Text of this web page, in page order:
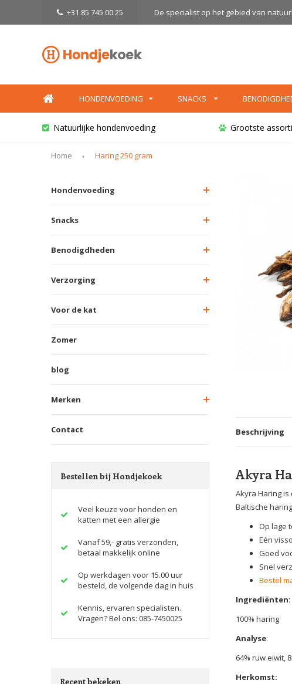
+31 85 745 00 25 De specialist op het gebied van
HONDENVOEDING SNACKS
Natuurlijke hondenvoeding Grootste
Home Haring 250 gram
Hondenvoeding
Snacks
Benodigdheden
Verzorging
Voor de kat
Zomer
blog
Merken
Contact
Bestellen bij Hondjekoek
Veel keuze voor honden en
katten met een allergie
Vanaf 59,- gratis verzonden,
betaal makkelijk online
Op werkdagen voor 15.00 uur
besteld, de volgende dag in huis
Kennis, ervaren specialisten.
Vragen? Bel ons: 085-7450025
Recent bekeken
Beschrijving
Akyra
Akyra Haring
Baltische
Op lage
Eén
Goed
Snel
Bestel
Ingrediënten:
100% haring
Analyse:
64% ruw eiwit,
Herkomst: